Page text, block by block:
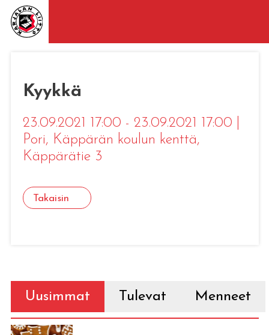
Kyykkä
23.09.2021 17:00 - 23.09.2021 17:00
Pori, Käppärän koulun kenttä,
Käppärätie 3
Takaisin
Uusimmat Tulevat Menneet